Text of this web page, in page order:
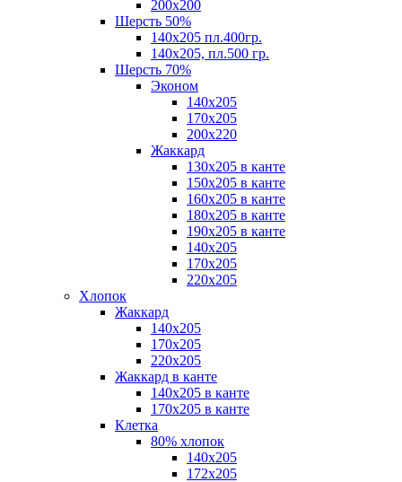
200х200
Шерсть 50%
140х205 пл.400гр.
140х205, пл.500 гр.
Шерсть 70%
Эконом
140х205
170х205
200х220
Жаккард
130х205 в канте
150х205 в канте
160х205 в канте
180х205 в канте
190х205 в канте
140х205
170х205
220х205
Хлопок
Жаккард
140x205
170х205
220х205
Жаккард в канте
140х205 в канте
170х205 в канте
Клетка
80% хлопок
140x205
172х205